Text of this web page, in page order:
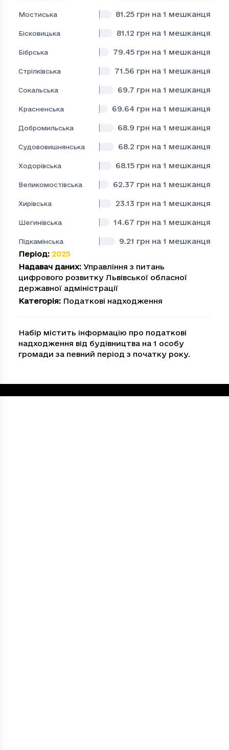
Мостиська 81.25 грн на 1 мешканця
Бісковицька 81.12 грн на 1 мешканця
Бібрська 79.45 грн на 1 мешканця
Стрілківська 71.56 грн на 1 мешканця
Сокальська 69.7 грн на 1 мешканця
Красненська 69.64 грн на 1 мешканця
Добромильська 68.9 грн на 1 мешканця
Судововишнянська 68.2 грн на 1 мешканця
Ходорівська 68.15 грн на 1 мешканця
Великомостівська 62.37 грн на 1 мешканця
Хирівська 23.13 грн на 1 мешканця
Шегинівська 14.67 грн на 1 мешканця
Підкамінська 9.21 грн на 1 мешканця
Період: 2025
Надавач даних: Управління з питань
цифрового розвитку Львівської обласної
державної адміністрації
Категорія: Податкові надходження
Набір містить інформацію про податкові
надходження від будівництва на 1 особу
громади за певний період з початку року.